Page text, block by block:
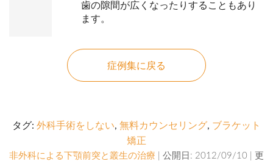
歯の隙間が広くなったりすることもあり
ます。
症例集に戻る
タグ: 外科手術をしない, 無料カウンセリング, ブラケット
矯正
非外科による下顎前突と叢生の治療 | 公開日: 2012/09/10 | 更